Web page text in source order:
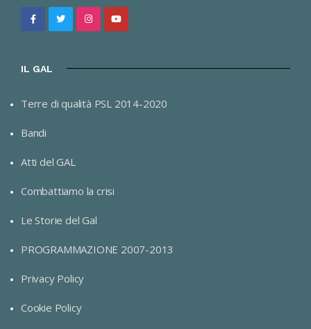
IL GAL
Terre di qualità PSL 2014-2020
Bandi
Atti del GAL
Combattiamo la crisi
Le Storie del Gal
PROGRAMMAZIONE 2007-2013
Privacy Policy
Cookie Policy